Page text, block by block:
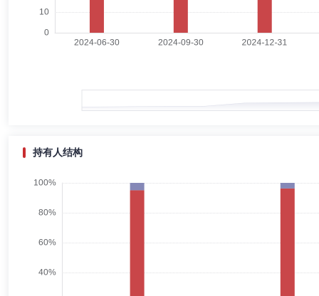
首席信息官,督察长（督察员）,副总经理 学历：本科
年5月至2020年7月任新疆前海联合基金管理有限公司总经理助理。
段吉华
司专户投资部投资经理、混合资产管理部投资经理。2021年1月起至今
郭常明
郭常明先生：法学硕士。先后任职于创金合信基金管理有限公司监察稽
持有人结构